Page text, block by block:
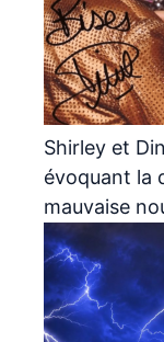
Shirley et
évoquant la
mauvaise